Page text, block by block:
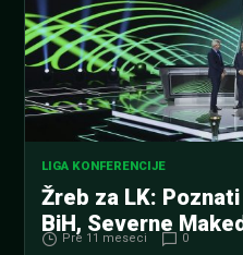
LIGA KONFERENCIJE
Žreb za LK:
BiH, Severne
Pre 11 meseci 0